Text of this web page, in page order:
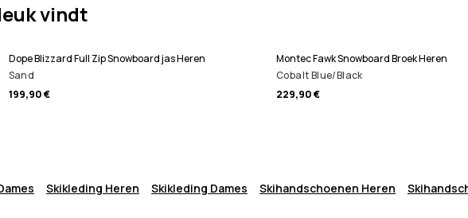
vindt
Dope Blizzard Full Zip Snowboard jas Heren
Sand
199,90 €
Montec Fawk Snowboard Broek Heren
Cobalt Blue/Black
229,90 €
Skikleding Heren Skikleding Dames Skihandschoenen Heren